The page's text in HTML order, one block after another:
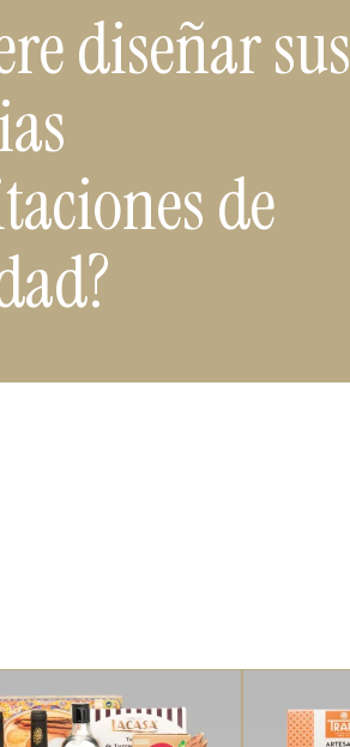
diseñar sus
de